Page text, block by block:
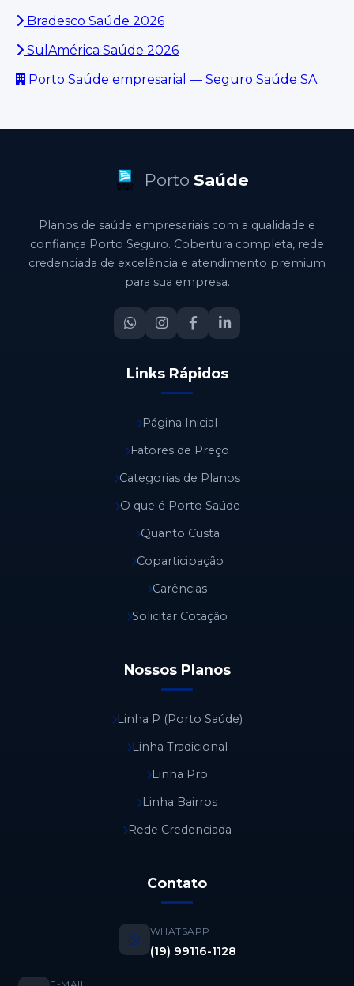
Bradesco Saúde 2026
SulAmérica Saúde 2026
Porto Saúde empresarial — Seguro Saúde SA
Porto Saúde
Planos de saúde empresariais com a qualidade e
confiança Porto Seguro. Cobertura completa, rede
credenciada de excelência e atendimento premium
para sua empresa.
Links Rápidos
Página Inicial
Fatores de Preço
Categorias de Planos
O que é Porto Saúde
Quanto Custa
Coparticipação
Carências
Solicitar Cotação
Nossos Planos
Linha P (Porto Saúde)
Linha Tradicional
Linha Pro
Linha Bairros
Rede Credenciada
Contato
WHATSAPP
(19) 99116-1128
E-MAIL